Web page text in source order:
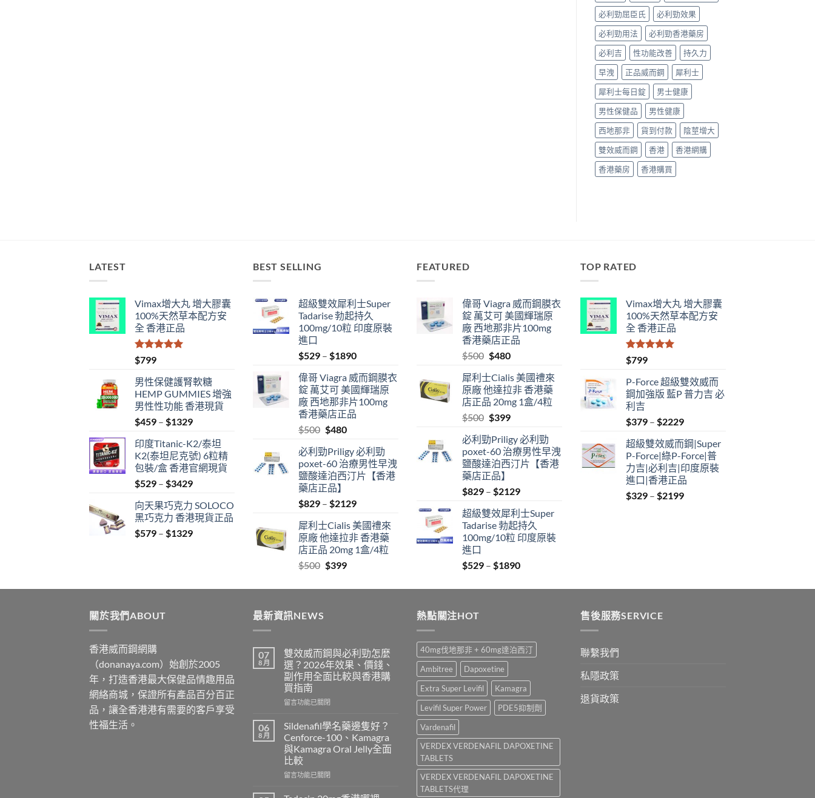
指
南〉
中
較〉
中
必利勁屈臣氏
必利勁效果
必利勁用法
必利勁香港藥房
必利吉
性功能改善
持久力
早洩
正品威而鋼
犀利士
犀利士每日錠
男士健康
男性保健品
男性健康
西地那非
貨到付款
陰莖增大
雙效威而鋼
香港
香港網購
香港藥房
香港購買
LATEST
Vimax增大丸 增大膠囊
100%天然草本配方安
全 香港正品
評分
滿分 5
$799
男性保健護腎軟糖
HEMP GUMMIES 增強
男性性功能 香港現貨
$459 – $1329Price
$459
through
$1329
印度Titanic-K2/泰坦
K2(泰坦尼克號) 6粒精
包裝/盒 香港官網現貨
$529 – $3429Price
$529
through
$3429
向天果巧克力 SOLOCO
黑巧克力 香港現貨正品
$579 – $1329Price
BEST SELLING
超級雙效犀利士Super
Tadarise 勃起持久
100mg/10粒 印度原裝
進口
$529 – $1890Price
$529
through
$1890
偉哥 Viagra 威而鋼膜衣
錠 萬艾可 美國輝瑞原
廠 西地那非片100mg
香港藥店正品
$500 Original
was:
$500.
$480Current
is:
$480.
必利勁Priligy 必利勁
poxet-60 治療男性早洩
鹽酸達泊西汀片【香港
藥店正品】
$829 – $2129Price
$829
through
$2129
犀利士Cialis 美國禮來
原廠 他達拉非 香港藥
店正品 20mg 1盒/4粒
$500 Original
was:
$399Current
is:
FEATURED
偉哥 Viagra 威而鋼膜衣
錠 萬艾可 美國輝瑞原
廠 西地那非片100mg
香港藥店正品
$500 Original
was:
$500.
$480Current
is:
$480.
犀利士Cialis 美國禮來
原廠 他達拉非 香港藥
店正品 20mg 1盒/4粒
$500 Original
was:
$500.
$399Current
is:
$399.
必利勁Priligy 必利勁
poxet-60 治療男性早洩
鹽酸達泊西汀片【香港
藥店正品】
$829 – $2129Price
$829
through
$2129
超級雙效犀利士Super
Tadarise 勃起持久
100mg/10粒 印度原裝
進口
$529 – $1890Price
$529
TOP RATED
Vimax增大丸 增大膠囊
100%天然草本配方安
全 香港正品
評分
滿分 5
$799
P-Force 超級雙效威而
鋼加強版 藍P 普力吉 必
利吉
$379 – $2229Price
$379
through
$2229
超級雙效威而鋼|Super
P-Force|綠P-Force|普
力吉|必利吉|印度原裝
進口|香港正品
$329 – $2199Price
關於我們ABOUT
香港威而鋼網購
（donanaya.com）始創於2005
年，打造香港最大保健品情趣用品
網絡商城，保證所有產品百分百正
品，讓全香港港有需要的客戶享受
性福生活。
最新資訊NEWS
07
8 月
雙效威而鋼與必利勁怎麼
選？2026年效果、價錢、
副作用全面比較與香港購
買指南
在
效
威
而
鋼
與
必
勁
留言功能已關閉
06
8 月
Sildenafil學名藥邊隻好？
Cenforce-100、Kamagra
與Kamagra Oral Jelly全面
比較
在
學
留言功能已關閉
熱點關注HOT
40mg伐地那非 + 60mg達泊西汀
Ambitree
Dapoxetine
Extra Super Levifil
Kamagra
Levifil Super Power
PDE5抑制劑
Vardenafil
VERDEX VERDENAFIL DAPOXETINE
TABLETS
VERDEX VERDENAFIL DAPOXETINE
TABLETS代理
售後服務SERVICE
聯繫我們
私隱政策
退貨政策